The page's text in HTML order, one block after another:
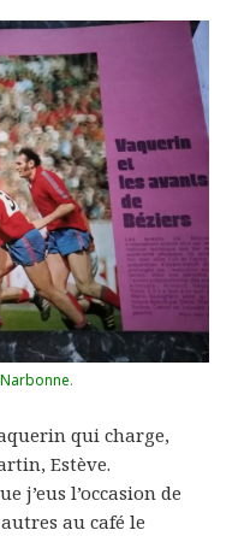
.
qui charge,
Estève.
j’eus l’occasion de
au café le